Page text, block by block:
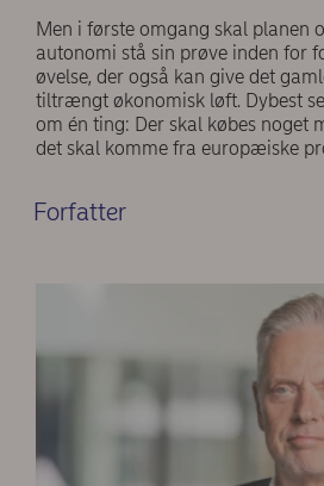
Men i første omgang skal planen
autonomi stå sin prøve inden for
øvelse, der også kan give det
tiltrængt økonomisk løft. Dybest
om én ting: Der skal købes noget
det skal komme fra europæiske
Forfatter